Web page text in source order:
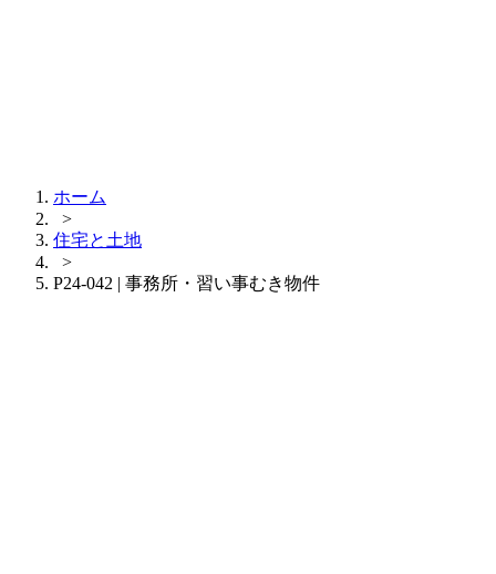
ホーム
>
住宅と土地
>
P24-042 | 事務所・習い事むき物件